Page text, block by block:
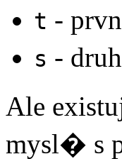
t -
s -
Ale
mysl� s